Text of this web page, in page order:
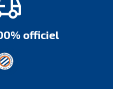
officiel